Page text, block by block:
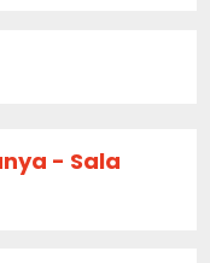
- Sala